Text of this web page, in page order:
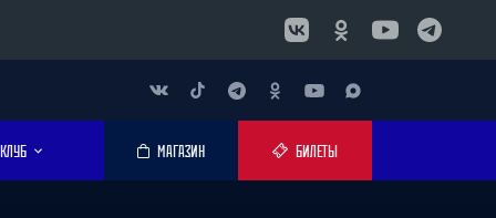
КЛУБ МАГАЗИН БИЛЕТЫ